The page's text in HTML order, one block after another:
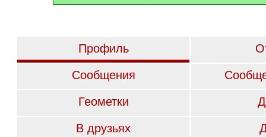
Профиль
Сообщения
Геометки
В друзьях